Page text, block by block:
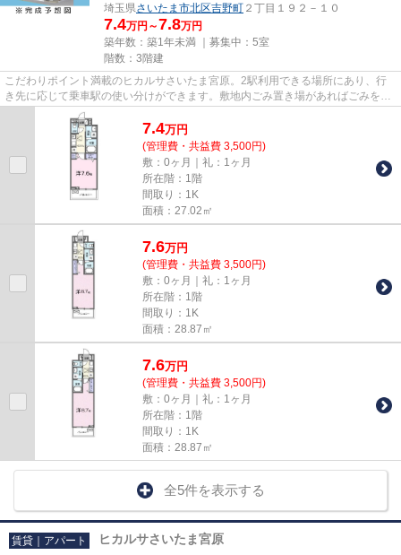
埼玉県さいたま市北区吉野町 ２丁目１９２－１０
7.4万円～7.8万円
築年数：築1年未満 ｜募集中： 5室
階数：3階建
こだわりポイント満載のヒカルサさいたま宮原。2駅利用できる場所にあり、行
き先に応じて乗車駅の使い分けができます。敷地内ごみ置き場があればごみをも
って歩く距離も少なくてすみま...
7.4万円
(管理費・共益費 3,500円)
敷：0ヶ月｜礼：1ヶ月
所在階：1階
間取り：1K
面積：27.02㎡
7.6万円
(管理費・共益費 3,500円)
敷：0ヶ月｜礼：1ヶ月
所在階：1階
間取り：1K
面積：28.87㎡
7.6万円
(管理費・共益費 3,500円)
敷：0ヶ月｜礼：1ヶ月
所在階：1階
間取り：1K
面積：28.87㎡
全5件を表示する
賃貸｜アパート ヒカルサさいたま宮原